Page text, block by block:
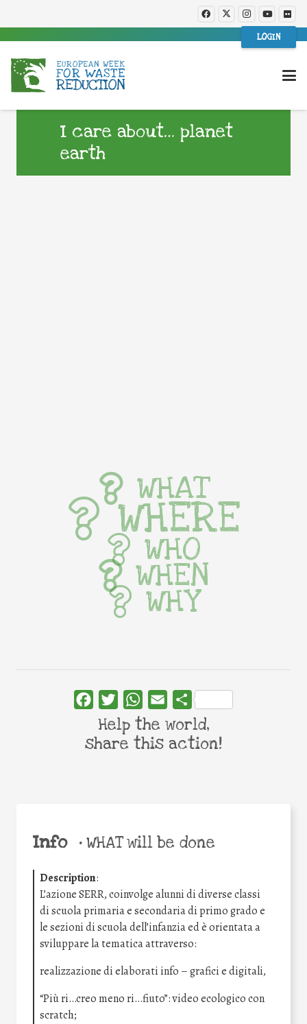
LOGIN
I care about… planet
earth
Info •WHAT will be done
Description:
L’azione SERR, coinvolge alunni di diverse classi
di scuola primaria e secondaria di primo grado e
le sezioni di scuola dell’infanzia ed è orientata a
sviluppare la tematica attraverso:
realizzazione di elaborati info – grafici e digitali,
“Più ri…creo meno ri…fiuto”: video ecologico con
scratch;
WHAT
WHERE
WHO
WHEN
WHY
FacebookTwitterWhatsApp
Email Share
Help the world,
share this action!